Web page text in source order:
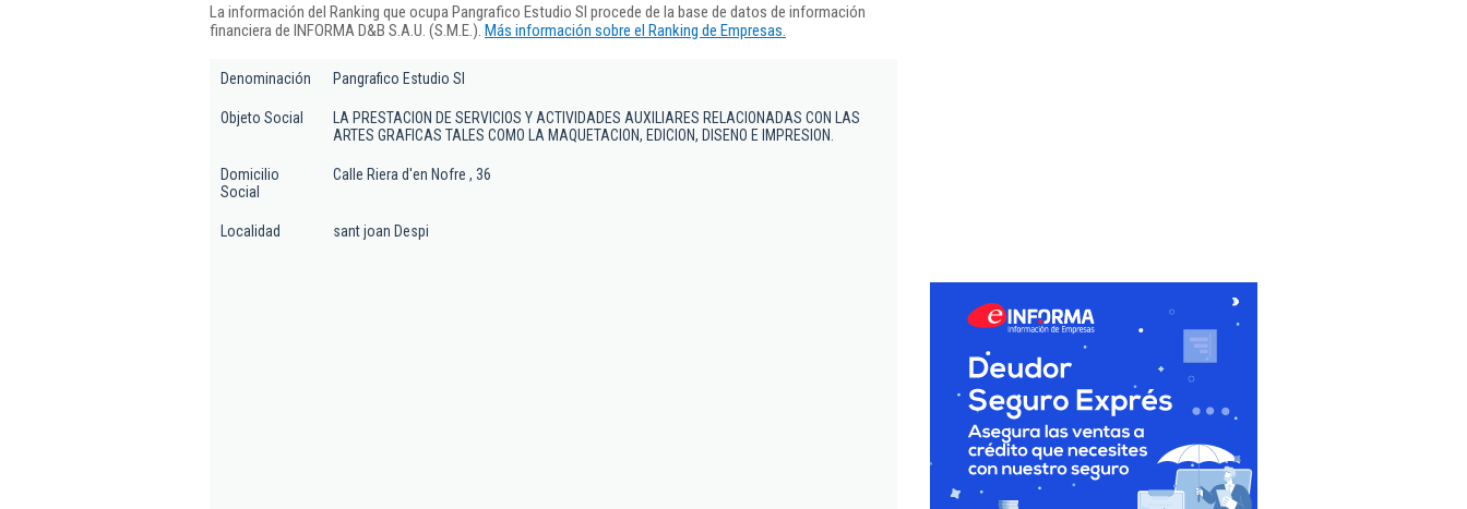
La información del Ranking que ocupa Pangrafico Estudio Sl procede de la base de datos de información
financiera de INFORMA D&B S.A.U. (S.M.E.). Más información sobre el Ranking de Empresas.
Denominación Pangrafico Estudio Sl
Objeto Social
LA PRESTACION DE SERVICIOS Y ACTIVIDADES AUXILIARES RELACIONADAS CON LAS
ARTES GRAFICAS TALES COMO LA MAQUETACION, EDICION, DISENO E IMPRESION.
Domicilio
Social
Calle Riera d'en Nofre , 36
Localidad sant joan Despi